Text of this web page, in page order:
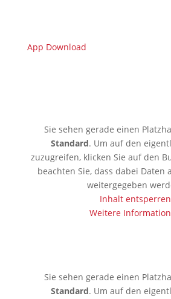
App Download
Sie sehen gerade einen
Standard. Um auf den
zuzugreifen, klicken Sie auf den
beachten Sie, dass dabei Daten
weitergegeben
Inhalt entsperren
Weitere
Sie sehen gerade einen
Standard. Um auf den